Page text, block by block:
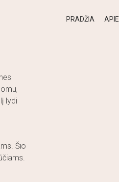
PRADŽIA APIE
lydi
Šio